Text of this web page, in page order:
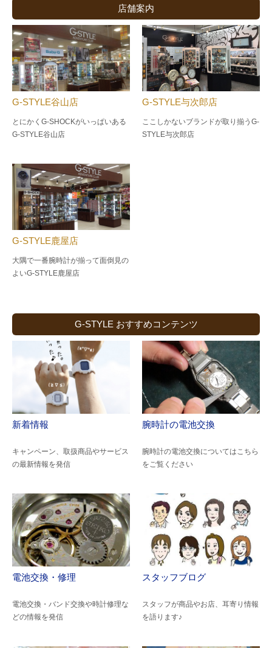
店舗案内
G-STYLE谷山店
とにかくG-SHOCKがいっぱいある
G-STYLE谷山店
G-STYLE与次郎店
ここしかないブランドが取り揃うG-
STYLE与次郎店
G-STYLE鹿屋店
大隅で一番腕時計が揃って面倒見の
よいG-STYLE鹿屋店
G-STYLE おすすめコンテンツ
新着情報
キャンペーン、取扱商品やサービス
の最新情報を発信
腕時計の電池交換
腕時計の電池交換についてはこちら
をご覧ください
電池交換・修理
電池交換・バンド交換や時計修理な
どの情報を発信
スタッフブログ
スタッフが商品やお店、耳寄り情報
を語ります♪